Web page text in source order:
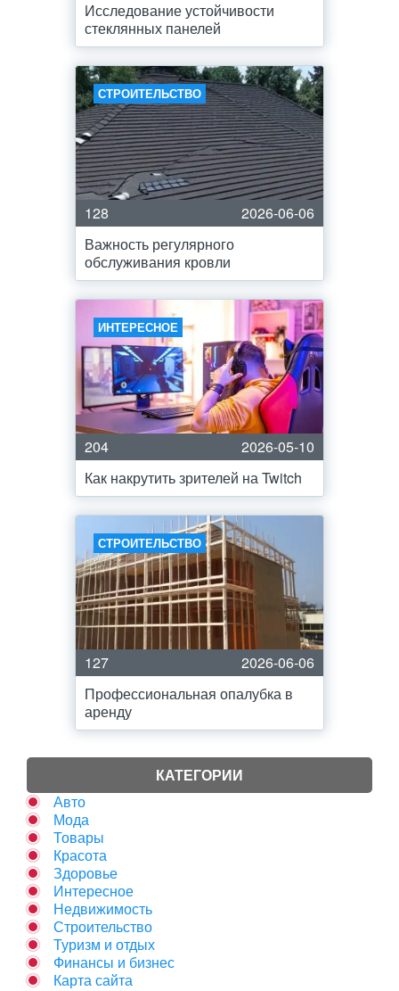
Исследование устойчивости
стеклянных панелей
СТРОИТЕЛЬСТВО
128
2026-06-06
Важность регулярного
обслуживания кровли
ИНТЕРЕСНОЕ
204
2026-05-10
Как накрутить зрителей на Twitch
СТРОИТЕЛЬСТВО
127
2026-06-06
Профессиональная опалубка в
аренду
КАТЕГОРИИ
Авто
Мода
Товары
Красота
Здоровье
Интересное
Недвижимость
Строительство
Туризм и отдых
Финансы и бизнес
Карта сайта